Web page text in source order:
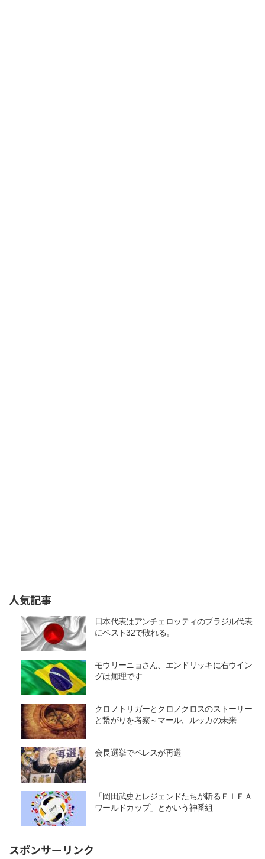
人気記事
日本代表はアンチェロッティのブラジル代表
にベスト32で敗れる。
モウリーニョさん、エンドリッキに右ウイン
グは無理です
クロノトリガーとクロノクロスのストーリー
と繋がりを考察～マール、ルッカの未来
会長選挙でペレスが再選
「岡田武史とレジェンドたちが斬るＦＩＦＡ
ワールドカップ」とかいう神番組
スポンサーリンク